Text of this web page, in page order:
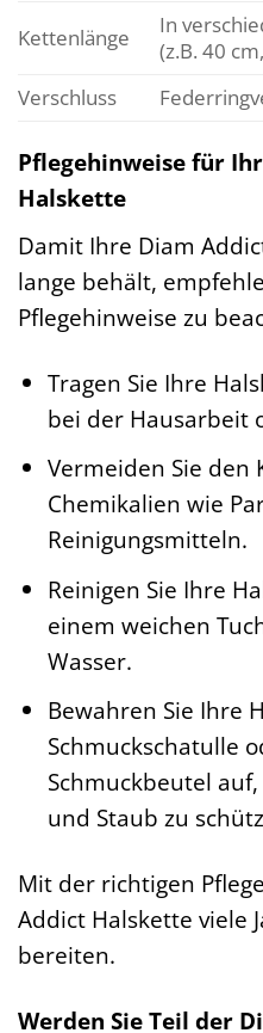
Kettenlänge
In
(z.B. 40
Verschluss
Pflegehinweise für
Halskette
Damit Ihre Diam
lange behält,
Pflegehinweise zu
Tragen Sie Ihre
bei der Hausarbeit
Vermeiden Sie den
Chemikalien wie
Reinigungsmitteln.
Reinigen Sie Ihre
einem weichen
Wasser.
Bewahren Sie Ihre
Schmuckschatulle
Schmuckbeutel
und Staub zu
Mit der richtigen
Addict Halskette viele
bereiten.
Werden Sie Teil der